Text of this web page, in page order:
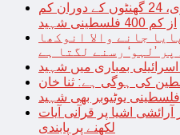
اسرائیل کی غزہ پر جارحیت جاری، 24 گھنٹوں کے دوران کم
از کم 400 فلسطینی شہید
جانے والا انوکھا
’لہو‘ رسنے لگتا ہے
بمباری میں شہید
کی ہوگی ہے: ثنا خان
اشیا پر قرآنی آیات
لکھنے پر پابندی